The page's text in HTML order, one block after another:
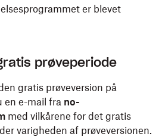
er blevet
prøveperiode
gratis prøveversion på
en e-mail fra no-
med vilkårene for det gratis
varigheden af prøveversionen.